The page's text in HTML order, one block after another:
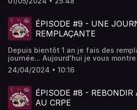
expérience, j'espère que cet épisode
ÉPISODE #9 - UNE
REMPLAÇANTE
Depuis bientôt 1 an je fais des
journée... Aujourd'hui je vous
je vous explique comment se
Bonne écoute ;) Hébergé par Acast.
24/04/2024 • 10:16
ÉPISODE #8 - REBONDIR
AU CRPE